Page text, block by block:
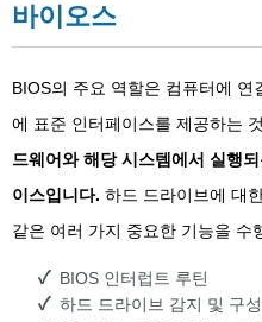
바이오스
BIOS의 주요 역할은 컴퓨터에 연
에 표준 인터페이스를 제공하는
드웨어와 해당 시스템에서 실행
이스입니다. 하드 드라이브에 대
같은 여러 가지 중요한 기능을 수
BIOS 인터럽트 루틴
하드 드라이브 감지 및 구성